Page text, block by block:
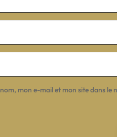
mon e-mail et mon site dans